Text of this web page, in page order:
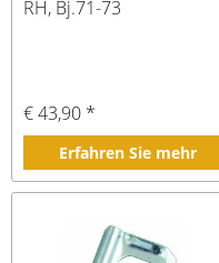
RH, Bj.71-73
€ 43,90 *
Erfahren Sie mehr